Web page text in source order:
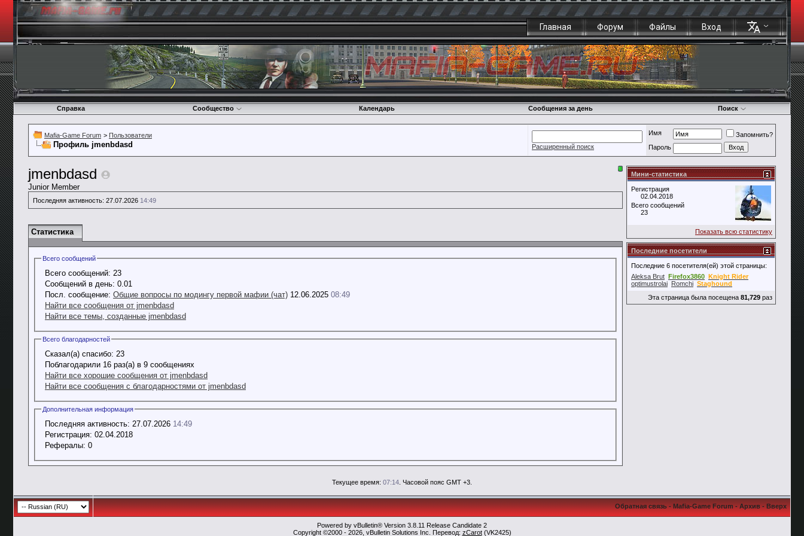
Главная Форум Файлы Вход
Справка Сообщество Календарь Сообщения за день Поиск
Mafia-Game Forum > Пользователи
Профиль jmenbdasd Расширенный поиск
Имя
Запомнить?
Пароль
jmenbdasd
Junior Member
Последняя активность: 27.07.2026 14:49
Статистика
Всего сообщений
Всего сообщений: 23
Сообщений в день: 0.01
Посл. сообщение: Общие вопросы по модингу первой мафии (чат) 12.06.2025 08:49
Найти все сообщения от jmenbdasd
Найти все темы, созданные jmenbdasd
Всего благодарностей
Сказал(а) спасибо: 23
Поблагодарили 16 раз(а) в 9 сообщениях
Найти все хорошие сообщения от jmenbdasd
Найти все сообщения с благодарностями от jmenbdasd
Дополнительная информация
Последняя активность: 27.07.2026 14:49
Регистрация: 02.04.2018
Рефералы: 0
Мини-статистика
Регистрация
02.04.2018
Всего сообщений
23
Показать всю статистику
Последние посетители
Последние 6 посетителя(ей) этой страницы:
Aleksa Brut Firefox3860 Knight Rider
optimustrolai Romchi Staghound
Эта страница была посещена 81,729 раз
Текущее время: 07:14 . Часовой пояс GMT +3.
Обратная связь-Mafia-Game Forum-Архив-Вверх
Powered by vBulletin® Version 3.8.11 Release Candidate 2
Copyright ©2000 - 2026, vBulletin Solutions Inc. Перевод: zCarot(VK2425)